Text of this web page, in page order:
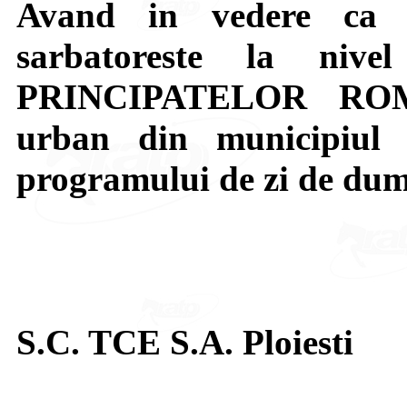
Avand in vedere ca
sarbatoreste la
PRINCIPATELOR
urban din municipiul
programului de zi de
S.C. TCE S.A. Ploiesti